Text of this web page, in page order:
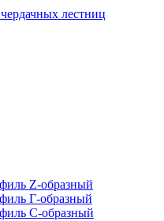
лестниц
Z-образный
Г-образный
С-образный